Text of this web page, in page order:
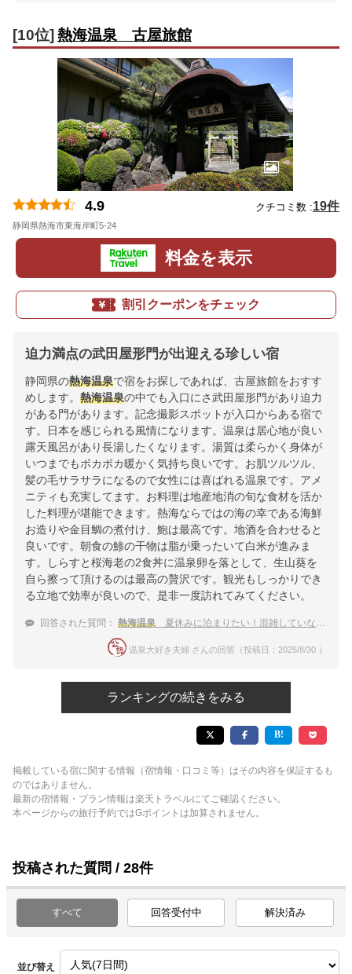
[10位]熱海温泉 古屋旅館
4.9 クチコミ数 :19件
静岡県熱海市東海岸町5-24
料金を表示
割引クーポンをチェック
迫力満点の武田屋形門が出迎える珍しい宿
静岡県の熱海温泉で宿をお探しであれば、古屋旅館をおすす
めします。 熱海温泉の中でも入口にさ武田屋形門があり迫力
がある門があります。記念撮影スポットが入口からある宿で
す。日本を感じられる風情になります。温泉は居心地が良い
露天風呂があり長湯したくなります。湯質は柔らかく身体が
いつまでもポカポカ暖かく気持ち良いです。お肌ツルツル、
髪の毛サラサラになるので女性には喜ばれる温泉です。アメ
ニティも充実してます。お料理は地産地消の旬な食材を活か
した料理が堪能できます。熱海ならではの海の幸である海鮮
お造りや金目鯛の煮付け、鮑は最高です。地酒を合わせると
良いです。朝食の鯵の干物は脂が乗ったいて白米が進みま
す。しらすと桜海老の2食丼に温泉卵を落として、生山葵を
自ら擦って頂けるのは最高の贅沢です。観光もしっかりでき
る立地で効率が良いので、是非一度訪れてみてください。
回答された質問： 熱海温泉 夏休みに泊まりたい！混雑していない穴場な宿
温泉大好き夫婦 さんの回答（投稿日：2025/8/30 ）
ランキングの続きをみる
掲載している宿に関する情報（宿情報・口コミ等）はその内容を保証するも
のではありません。
最新の宿情報・プラン情報は楽天トラベルにてご確認ください。
本ページからの旅行予約ではGポイントは加算されません。
投稿された質問 / 28件
すべて 回答受付中 解決済み
並び替え